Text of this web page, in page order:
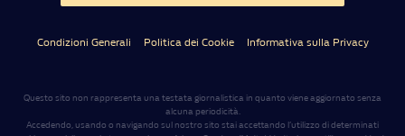
Condizioni Generali Politica dei Cookie Informativa sulla Privacy
Questo sito non rappresenta una testata giornalistica in quanto viene aggiornato senza
alcuna periodicità.
Accedendo, usando o navigando sul nostro sito stai accettando l’utilizzo di determinati